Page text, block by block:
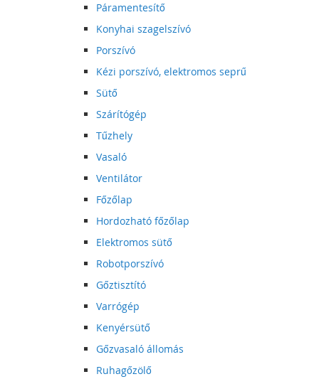
Páramentesítő
Konyhai szagelszívó
Porszívó
Kézi porszívó, elektromos seprű
Sütő
Szárítógép
Tűzhely
Vasaló
Ventilátor
Főzőlap
Hordozható főzőlap
Elektromos sütő
Robotporszívó
Gőztisztító
Varrógép
Kenyérsütő
Gőzvasaló állomás
Ruhagőzölő